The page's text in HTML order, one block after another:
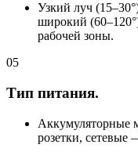
Узкий луч
широкий
рабочей зоны.
05
Тип питания.
Аккумуляторные
розетки,